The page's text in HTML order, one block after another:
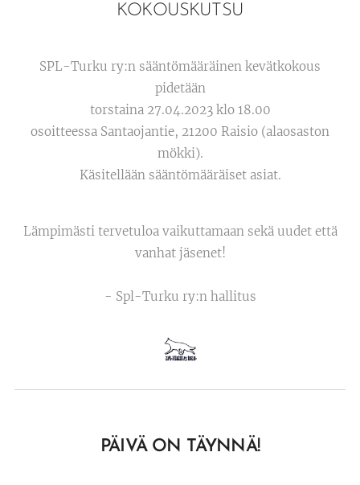
KOKOUSKUTSU
SPL-Turku ry:n sääntömääräinen kevätkokous
pidetään
torstaina 27.04.2023 klo 18.00
osoitteessa Santaojantie, 21200 Raisio (alaosaston
mökki).
Käsitellään sääntömääräiset asiat.
Lämpimästi tervetuloa vaikuttamaan sekä uudet että
vanhat jäsenet!
- Spl-Turku ry:n hallitus
PÄIVÄ ON TÄYNNÄ!